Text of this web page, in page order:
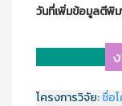
วันที่เพิ่มข้อมูลตีพิ
โครงการวิจัย:ชื่อ